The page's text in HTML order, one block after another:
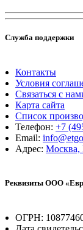
Служба поддержки
Контакты
Условия
Связаться с
Карта сайта
Список
Телефон: +7
Email:
Адрес: Москва,
Реквизиты ООО
ОГРН: